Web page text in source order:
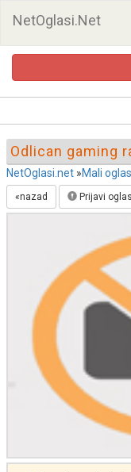
NetOglasi.Net
Pretraga oglasa
Odlican gaming
NetOglasi.net »Mali
«nazad Prijavi oglas